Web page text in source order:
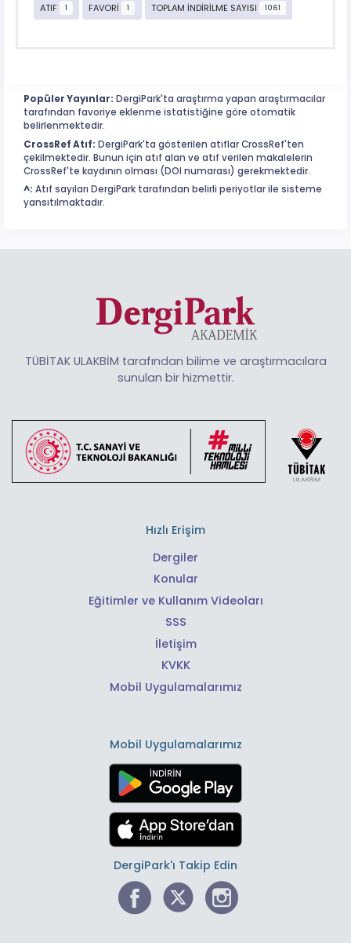
ATIF
1 FAVORİ 1 TOPLAM İNDİRİLME SAYISI 1061
Popüler Yayınlar: DergiPark'ta araştırma yapan araştırmacılar
tarafından favoriye eklenme istatistiğine göre otomatik
belirlenmektedir.
CrossRef Atıf: DergiPark'ta gösterilen atıflar CrossRef'ten
çekilmektedir. Bunun için atıf alan ve atıf verilen makalelerin
CrossRef'te kaydının olması (DOI numarası) gerekmektedir.
^: Atıf sayıları DergiPark tarafından belirli periyotlar ile sisteme
yansıtılmaktadır.
TÜBİTAK ULAKBİM tarafından bilime ve araştırmacılara
sunulan bir hizmettir.
Hızlı Erişim
Dergiler
Konular
Eğitimler ve Kullanım Videoları
SSS
İletişim
KVKK
Mobil Uygulamalarımız
Mobil Uygulamalarımız
DergiPark'ı Takip Edin